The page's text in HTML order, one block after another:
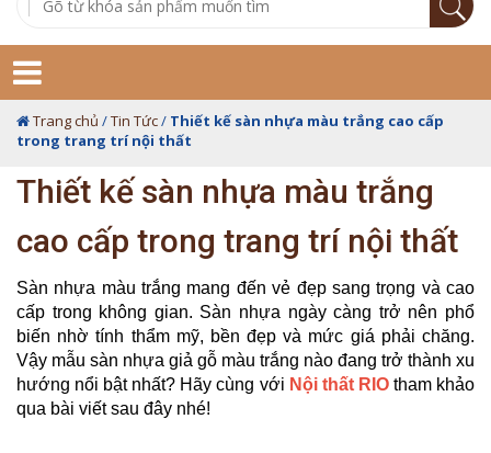
Trang chủ /Tin Tức/ Thiết kế sàn nhựa màu trắng cao cấp
trong trang trí nội thất
Thiết kế sàn nhựa màu trắng
cao cấp trong trang trí nội thất
Sàn nhựa màu trắng mang đến vẻ đẹp sang trọng và cao
cấp trong không gian. Sàn nhựa ngày càng trở nên phổ
biến nhờ tính thẩm mỹ, bền đẹp và mức giá phải chăng.
Vậy mẫu sàn nhựa giả gỗ màu trắng nào đang trở thành xu
hướng nổi bật nhất? Hãy cùng với Nội thất RIOtham khảo
qua bài viết sau đây nhé!